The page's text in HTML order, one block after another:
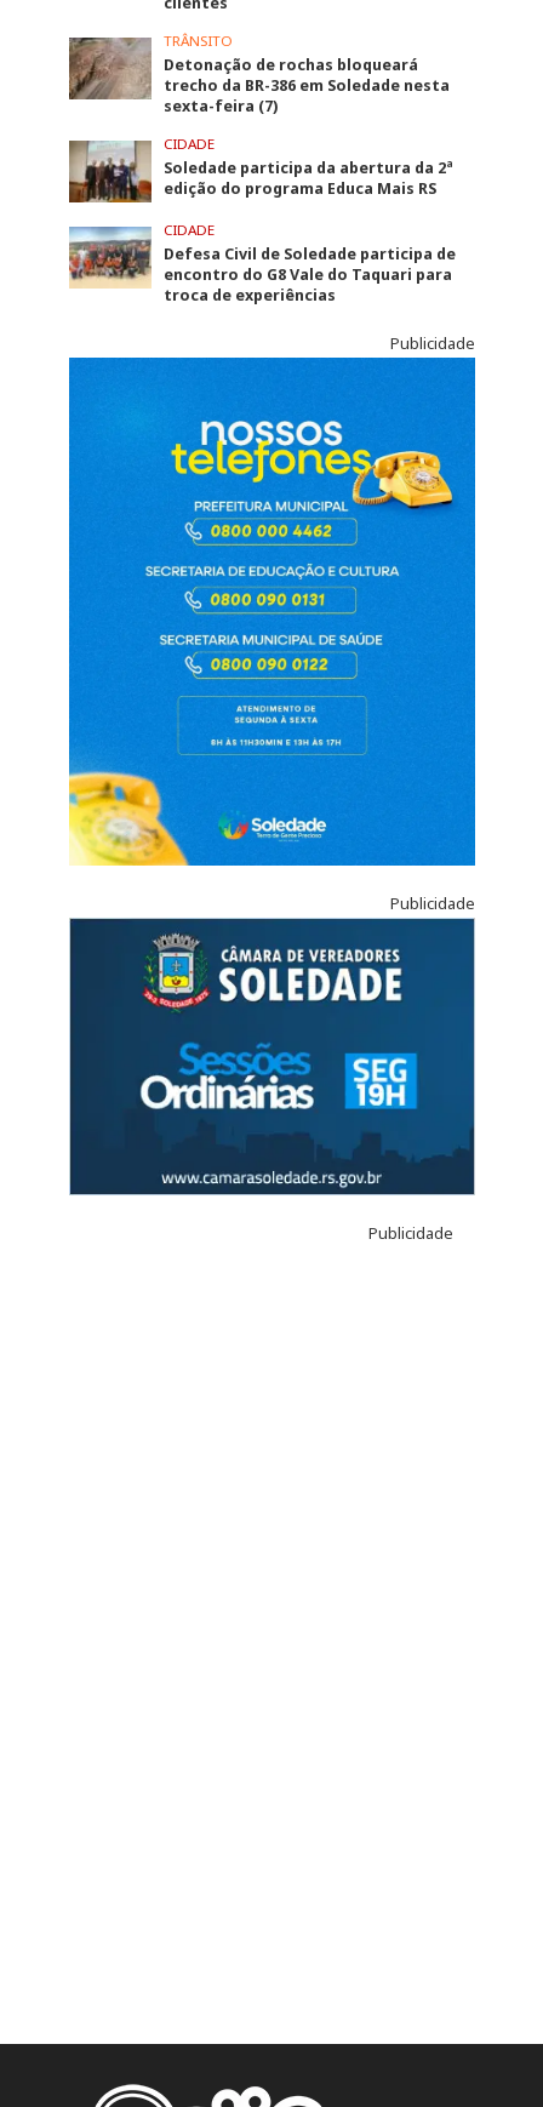
TRÂNSITO
Detonação de rochas bloqueará
trecho da BR-386 em Soledade nesta
sexta-feira (7)
CIDADE
Soledade participa da abertura da 2ª
edição do programa Educa Mais RS
CIDADE
Defesa Civil de Soledade participa de
encontro do G8 Vale do Taquari para
troca de experiências
Publicidade
Publicidade
Publicidade